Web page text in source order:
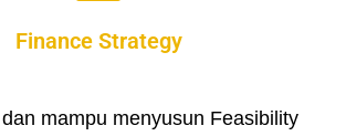
Finance Strategy
mampu menyusun Feasibility